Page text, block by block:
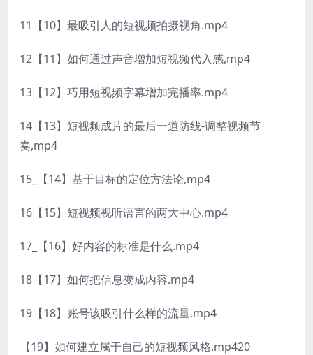
11【10】最吸引人的短视频拍摄视角.mp4
12【11】如何通过声音增加短视频代入感,mp4
13【12】巧用短视频字幕增加完播率.mp4
14【13】短视频成片的最后一道防线-调整视频节
奏,mp4
15_【14】基于目标的定位方法论,mp4
16【15】短视频视听语言的两大中心.mp4
17_【16】好内容的标准是什么.mp4
18【17】如何把信息变成内容.mp4
19【18】账号该吸引什么样的流量.mp4
【19】如何建立属于自己的短视频风格.mp420